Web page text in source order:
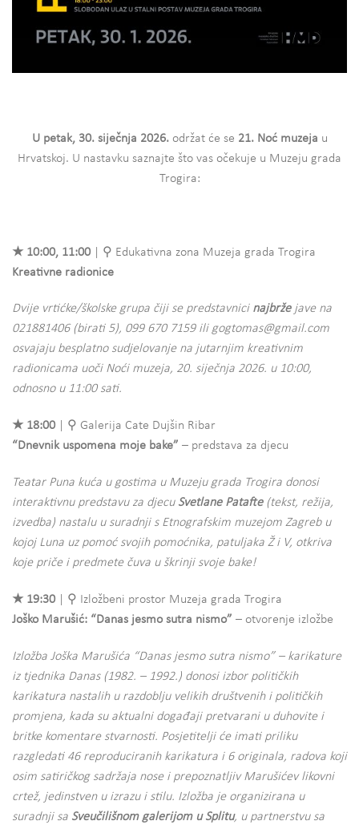
U petak, 30. siječnja 2026.održat će se 21. Noć muzeja u
Hrvatskoj. U nastavku saznajte što vas očekuje u Muzeju grada
Trogira:
★ 10:00, 11:00 | ⚲ Edukativna zona Muzeja grada Trogira
Kreativne radionice
Dvije vrtićke/školske grupa čiji se predstavnici najbržejave na
021881406 (birati 5), 099 670 7159 ili gogtomas@gmail.com
osvajaju besplatno sudjelovanje na jutarnjim kreativnim
radionicama uoči Noći muzeja, 20. siječnja 2026. u 10:00,
odnosno u 11:00 sati.
★ 18:00 | ⚲ Galerija Cate Dujšin Ribar
“Dnevnik uspomena moje bake” – predstava za djecu
Teatar Puna kuća u gostima u Muzeju grada Trogira donosi
interaktivnu predstavu za djecu Svetlane Patafte(tekst, režija,
izvedba) nastalu u suradnji s Etnografskim muzejom Zagreb u
kojoj Luna uz pomoć svojih pomoćnika, patuljaka Ž i V, otkriva
koje priče i predmete čuva u škrinji svoje bake!
★ 19:30 | ⚲ Izložbeni prostor Muzeja grada Trogira
Joško Marušić: “Danas jesmo sutra nismo” – otvorenje izložbe
Izložba Joška Marušića “Danas jesmo sutra nismo” – karikature
iz tjednika Danas (1982. – 1992.) donosi izbor političkih
karikatura nastalih u razdoblju velikih društvenih i političkih
promjena, kada su aktualni događaji pretvarani u duhovite i
britke komentare stvarnosti. Posjetitelji će imati priliku
razgledati 46 reproduciranih karikatura i 6 originala, radova koji
osim satiričkog sadržaja nose i prepoznatljiv Marušićev likovni
crtež, jedinstven u izrazu i stilu. Izložba je organizirana u
suradnji sa Sveučilišnom galerijom u Splitu, u partnerstvu sa